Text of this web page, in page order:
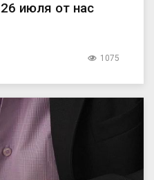
июля от нас
1075